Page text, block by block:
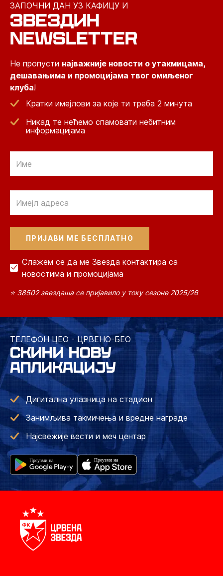
ЗАПОЧНИ ДАН УЗ КАФИЦУ И
ЗВЕЗДИН
NEWSLETTER
Не пропусти најважније новости о утакмицама,
дешавањима и промоцијама твог омиљеног
клуба!
Кратки имејлови за које ти треба 2 минута
Никад те нећемо спамовати небитним
информацијама
Слажем се да ме Звезда контактира са
новостима и промоцијама
⭐ 38502 звездаша се пријавило у току сезоне 2025/26
ТЕЛЕФОН ЦЕО - ЦРВЕНО-БЕО
СКИНИ НОВУ
АПЛИКАЦИЈУ
Дигитална улазница на стадион
Занимљива такмичења и вредне награде
Најсвежије вести и меч центар